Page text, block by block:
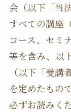
会（以下「当
すべての講座
コース、セミ
等を含み、以
（以下「受
を定めたもの
必ずお読みく